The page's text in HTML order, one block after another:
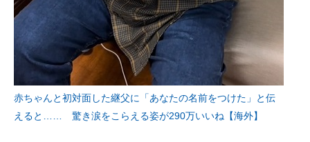
赤ちゃんと初対面した継父に「あなたの名前をつけた」と伝
えると…… 驚き涙をこらえる姿が290万いいね【海外】